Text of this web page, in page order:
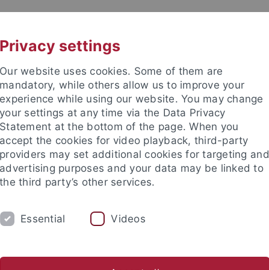
FAQ INTERN
Privacy settings
Our website uses cookies. Some of them are
mandatory, while others allow us to improve your
experience while using our website. You may change
your settings at any time via the Data Privacy
Statement at the bottom of the page. When you
accept the cookies for video playback, third-party
providers may set additional cookies for targeting and
advertising purposes and your data may be linked to
the third party’s other services.
Essential Videos